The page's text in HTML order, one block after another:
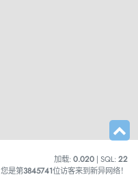
加载:0.020 | SQL:22
您是第3845741位访客来到新异网络！